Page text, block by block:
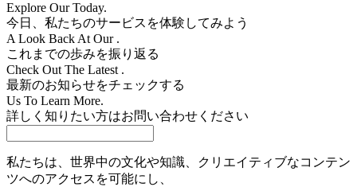
Explore OurToday.
今日、私たちのサービスを体験してみよう
A Look Back At Our .
これまでの歩みを振り返る
Check Out The Latest .
最新のお知らせをチェックする
Us To Learn More.
詳しく知りたい方はお問い合わせください
私たちは、世界中の文化や知識、クリエイティブなコンテン
ツへのアクセスを可能にし、